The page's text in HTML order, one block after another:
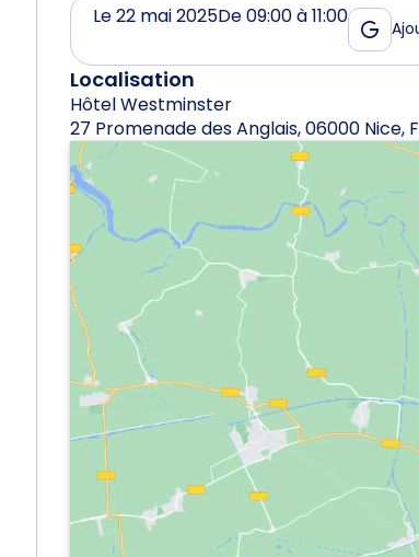
Le 22 mai 2025De 09:00 à 11:00
Localisation
Hôtel Westminster
27 Promenade des Anglais, 06000 Nice,